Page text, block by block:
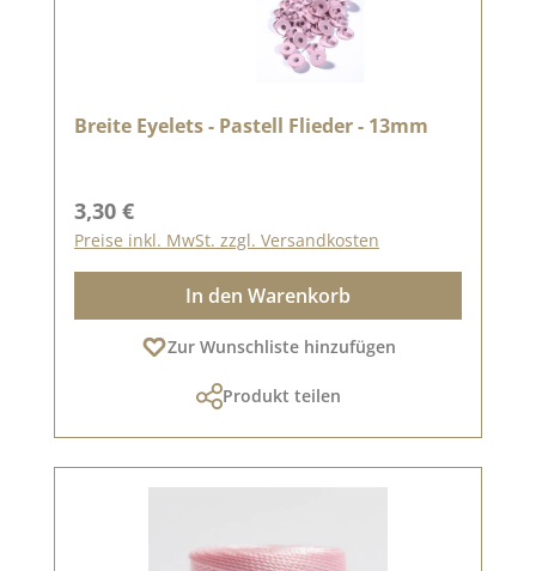
Breite Eyelets - Pastell Flieder - 13mm
Regulärer Preis:
3,30 €
Preise inkl. MwSt. zzgl. Versandkosten
In den Warenkorb
Zur Wunschliste hinzufügen
Produkt teilen